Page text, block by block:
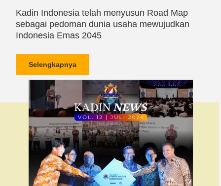
Kadin Indonesia telah menyusun Road Map
sebagai pedoman dunia usaha mewujudkan
Indonesia Emas 2045
Selengkapnya